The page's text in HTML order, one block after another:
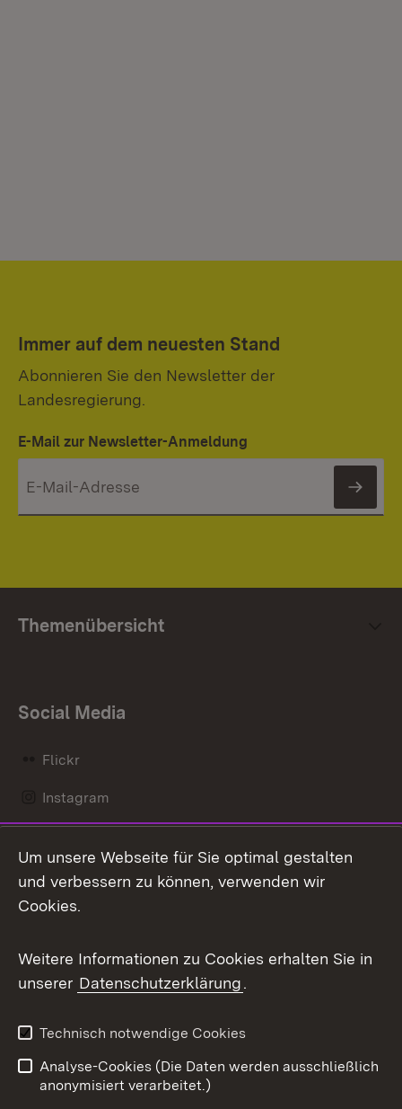
Immer auf dem neuesten Stand
Abonnieren Sie den Newsletter der
Landesregierung.
E-Mail zur Newsletter-Anmeldung
Themenübersicht
Social Media
Flickr
Instagram
Mastodon
Messenger
Social Wall
X / Twitter
Youtube
Um unsere Webseite für Sie optimal gestalten
und verbessern zu können, verwenden wir
Cookies.
Weitere Informationen zu Cookies erhalten Sie in
unserer Datenschutzerklärung.
Technisch notwendige Cookies
Analyse-Cookies (Die Daten werden ausschließlich
anonymisiert verarbeitet.)